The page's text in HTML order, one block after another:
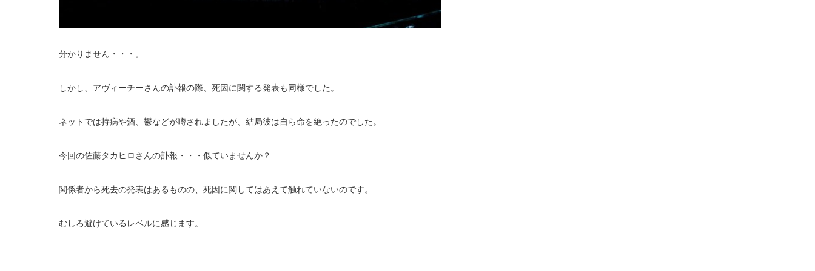
分かりません・・・。
しかし、アヴィーチーさんの訃報の際、死因に関する発表も同様でした。
ネットでは持病や酒、鬱などが噂されましたが、結局彼は自ら命を絶ったのでした。
今回の佐藤タカヒロさんの訃報・・・似ていませんか？
関係者から死去の発表はあるものの、死因に関してはあえて触れていないのです。
むしろ避けているレベルに感じます。